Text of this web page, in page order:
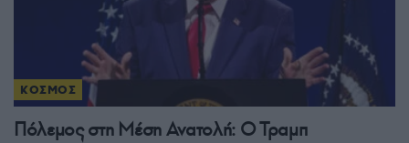
ΚΟΣΜΟΣ
Πόλεμος στη Μέση Ανατολή: Ο Τραμπ